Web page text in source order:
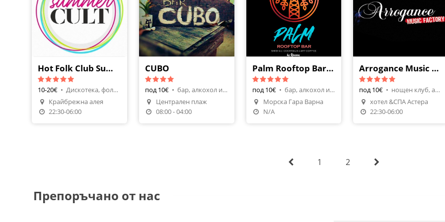
Hot Folk Club Summer Cult
10-20€ •
Дискотека, фолк клуб
Крайбрежна алея
22:30-06:00
CUBO
под 10€ •
бар, алкохол и напитки
Централен плаж
08:00 - 04:00
Palm Rooftop Bar by Djanam
под 10€ •
бар, алкохол и напитки
Морска Гара Варна
N/A
Arrogance Music Factory
под 10€ •
нощен клуб, алкохол и напитки
хотел &СПА Астера
22:30-06:00
1 2
Препоръчано от нас